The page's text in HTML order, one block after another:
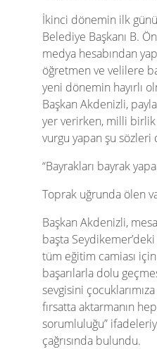
İkinci dönemin ilk
Belediye Başkanı B.
medya hesabından
öğretmen ve velilere
yeni dönemin hayırlı
Başkan Akdenizli,
yer verirken, milli birlik
vurgu yapan şu sözleri
“Bayrakları bayrak
Toprak uğrunda ölen
Başkan Akdenizli,
başta
tüm eğitim camiası için
başarılarla dolu
sevgisini
fırsatta aktarmanın
sorumluluğu”
çağrısında bulundu.